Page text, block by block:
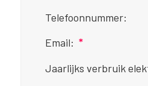
Telefoonnummer:
Email: *
Jaarlijks verbruik